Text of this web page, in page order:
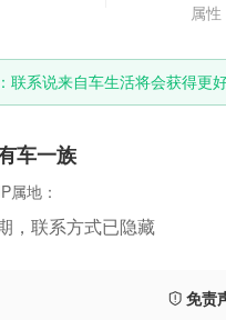
属性
联系说来自车生活将会获得更
车一族
属地：
，联系方式已隐藏
免责